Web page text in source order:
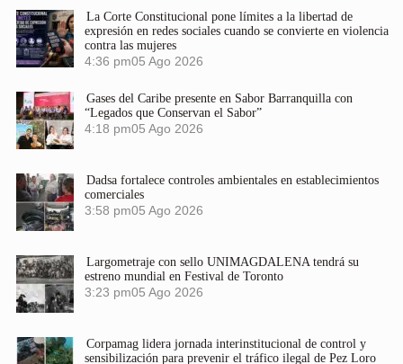
La Corte Constitucional pone límites a la libertad de
expresión en redes sociales cuando se convierte en violencia
contra las mujeres
4:36 pm05 Ago 2026
Gases del Caribe presente en Sabor Barranquilla con
“Legados que Conservan el Sabor”
4:18 pm05 Ago 2026
Dadsa fortalece controles ambientales en establecimientos
comerciales
3:58 pm05 Ago 2026
Largometraje con sello UNIMAGDALENA tendrá su
estreno mundial en Festival de Toronto
3:23 pm05 Ago 2026
Corpamag lidera jornada interinstitucional de control y
sensibilización para prevenir el tráfico ilegal de Pez Loro